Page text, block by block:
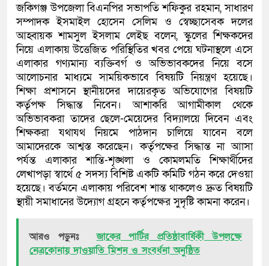
জকিগঞ্জ উপজেলা বিএনপির সভাপতি শফিকুর রহমান, সাধারণ
সম্পাদক ইসমাইল হোসেন সেলিম ও স্বেচ্ছাসেবক দলের
আহ্বায়ক শামসুল ইসলাম লেইছ বলেন, স্কুলের শিক্ষকদের
নিয়ে এলাকায় উত্তেজিত পরিস্থিতির খবর পেয়ে ঘটনাস্থলে এসে
এলাকার গণ্যমান্য ব্যক্তিবর্গ ও অভিভাবকদের নিয়ে বসে
আলোচনার মাধ্যমে সাময়িকভাবে বিষয়টি নিয়ন্ত্রণ হয়েছে।
শিক্ষা প্রশাসনে স্থানীয়দের দায়েরকৃত অভিযোগের বিষয়টি
কর্তৃপক্ষ সিদ্ধান্ত নিবেন। আশাকরি আগামীকাল থেকে
অভিভাবকরা তাদের ছেলে-মেয়েদের বিদ্যালয়ে দিবেন এবং
শিক্ষকরা যথাযথ নিয়মে পাঠদান চালিয়ে যাবেন বলে
আমাদেরকে আশ্বস্ত করেছেন। কর্তৃপক্ষের সিদ্ধান্ত না আাসা
পর্যন্ত এলাকার শান্তি-শৃঙ্খলা ও কোমলমতি শিক্ষার্থীদের
লেখাপড়া স্বার্থে ৫ সদস্য বিশিষ্ট একটি কমিটি গঠন করে দেওয়া
হয়েছে। বর্তমনে এলাকায় পরিবেশ শান্ত থাকলেও দ্রুত বিষয়টি
স্থায়ী সমাধানের উদ্যোগ গ্রহনে কর্তৃপক্ষের সুদৃষ্টি কামনা করেন।
আরও পড়ুনঃ
জাকের পার্টির প্রতিষ্ঠাবার্ষিকী উপলক্ষে
নেত্রকোনায় দাওয়াতি মিশন ও সংবর্ধনা অনুষ্ঠিত